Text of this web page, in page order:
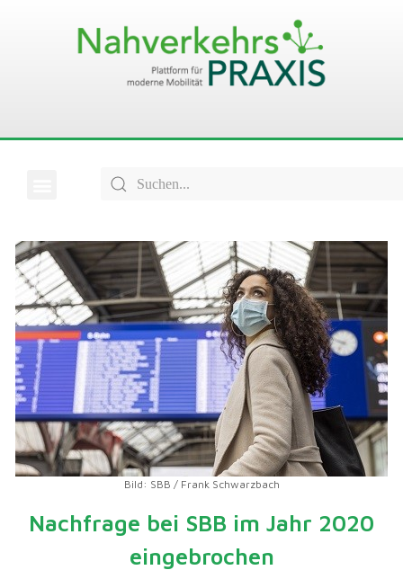
Bild: SBB / Frank Schwarzbach
Nachfrage bei SBB im Jahr 2020
eingebrochen